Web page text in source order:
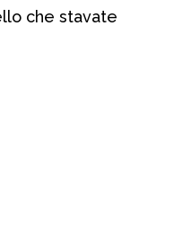
che stavate